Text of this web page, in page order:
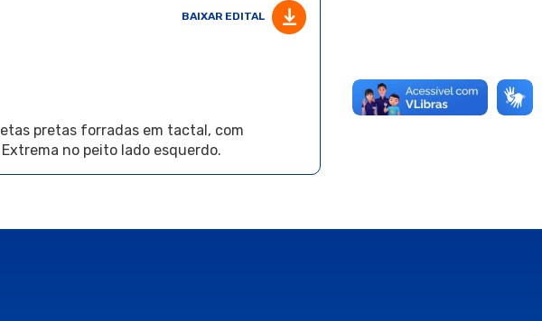
pretas forradas em tactal, com
no peito lado esquerdo.
BAIXAR EDITAL